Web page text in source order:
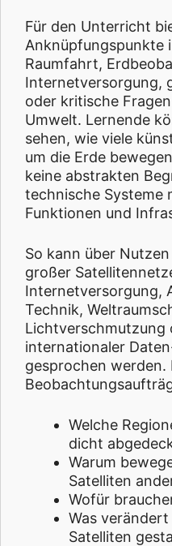
Für den Unterricht
Anknüpfungspunkte
Raumfahrt,
Internetversorgung,
oder kritische
Umwelt. Lernende
sehen, wie viele
um die Erde
keine abstrakten
technische Systeme
Funktionen und
So kann über
großer
Internetversorgung,
Technik,
Lichtverschmutzung
internationaler
gesprochen werden.
Welche
dicht
Warum
Satelliten
Wofür
Was
Satelliten